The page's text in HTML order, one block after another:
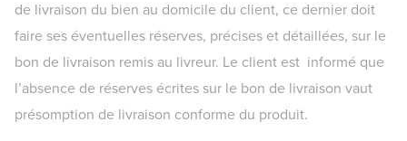
de livraison du bien au domicile du client, ce dernier doit
faire ses éventuelles réserves, précises et détaillées, sur le
bon de livraison remis au livreur. Le client est informé que
l’absence de réserves écrites sur le bon de livraison vaut
présomption de livraison conforme du produit.